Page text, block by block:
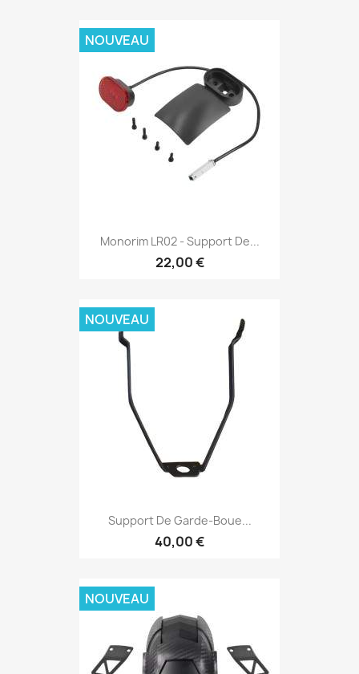
Monorim LR02 - Support De...
22,00 €
NOUVEAU
Support De Garde-Boue...
40,00 €
NOUVEAU
NOUVEAU